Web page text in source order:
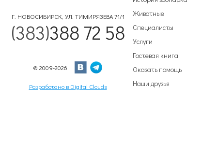
Г. НОВОСИБИРСК, УЛ. ТИМИРЯЗЕВА 71/1
(383)388 72 58
© 2009-2026
Разработано в Digital Clouds
Животные
Специалисты
Услуги
Гостевая книга
Оказать помощь
Наши друзья